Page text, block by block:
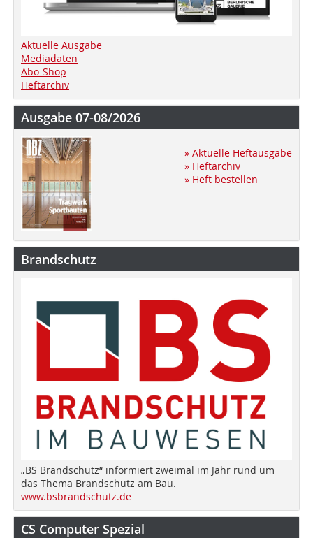
Aktuelle Ausgabe
Mediadaten
Abo-Shop
Heftarchiv
Ausgabe 07-08/2026
» Aktuelle Heftausgabe
» Heftarchiv
» Heft bestellen
Brandschutz
„BS Brandschutz“ informiert zweimal im Jahr rund um
das Thema Brandschutz am Bau.
www.bsbrandschutz.de
CS Computer Spezial